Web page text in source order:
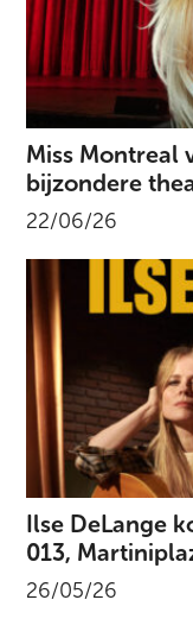
Miss Montreal
bijzondere
22/06/26
Ilse DeLange
013,
26/05/26